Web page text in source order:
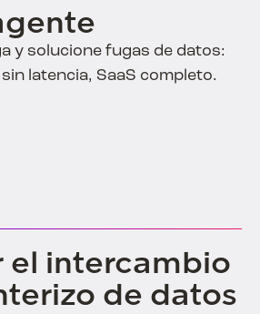
y solucione fugas de datos:
latencia, SaaS completo.
el intercambio
de datos